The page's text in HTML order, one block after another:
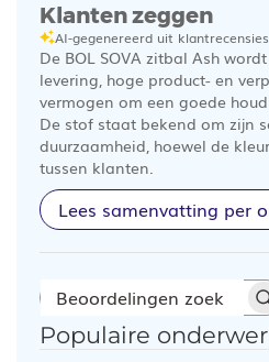
Klanten zeggen
AI-gegenereerd uit
De BOL SOVA zitbal Ash
levering, hoge product- en
vermogen om een goede
De stof staat bekend om zijn
duurzaamheid, hoewel de
tussen klanten.
Lees samenvatting per
zoeken
Populaire